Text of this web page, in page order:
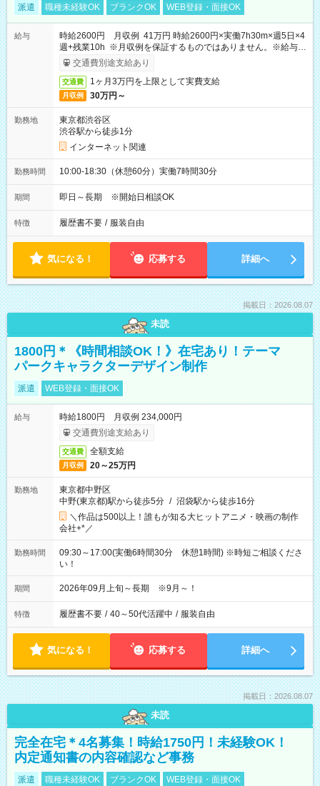
派遣 職種未経験OK ブランクOK WEB登録・面接OK
給与
時給2600円 月収例 41万円 時給2600円×実働7h30m×週5日×4
週+残業10h ※月収例を保証するものではありません。※給与即
受取りサービス利用可（利用条件有）
交通費別途支給あり
交通費 1ヶ月3万円を上限として実費支給
月収例 30万円～
勤務地
東京都渋谷区
渋谷駅から徒歩1分
インターネット関連
勤務時間 10:00-18:30（休憩60分）実働7時間30分
期間 即日～長期 ※開始日相談OK
特徴 履歴書不要 / 服装自由
気になる！ 応募する 詳細へ
掲載日：2026.08.07
未読
1800円＊《時間相談OK！》在宅あり！テーマ
パークキャラクターデザイン制作
派遣 WEB登録・面接OK
給与
時給1800円 月収例 234,000円
交通費別途支給あり
交通費 全額支給
月収例 20～25万円
勤務地
東京都中野区
中野(東京都)駅から徒歩5分 / 沼袋駅から徒歩16分
＼作品は500以上！誰もが知る大ヒットアニメ・映画の制作
会社+*／
勤務時間
09:30～17:00(実働6時間30分 休憩1時間) ※時短ご相談くださ
い！
期間 2026年09月上旬～長期 ※9月～！
特徴 履歴書不要 / 40～50代活躍中 / 服装自由
気になる！ 応募する 詳細へ
掲載日：2026.08.07
未読
完全在宅＊4名募集！時給1750円！未経験OK！
内定通知書の内容確認など事務
派遣 職種未経験OK ブランクOK WEB登録・面接OK